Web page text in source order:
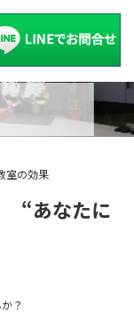
室の効果
“あなたに
？